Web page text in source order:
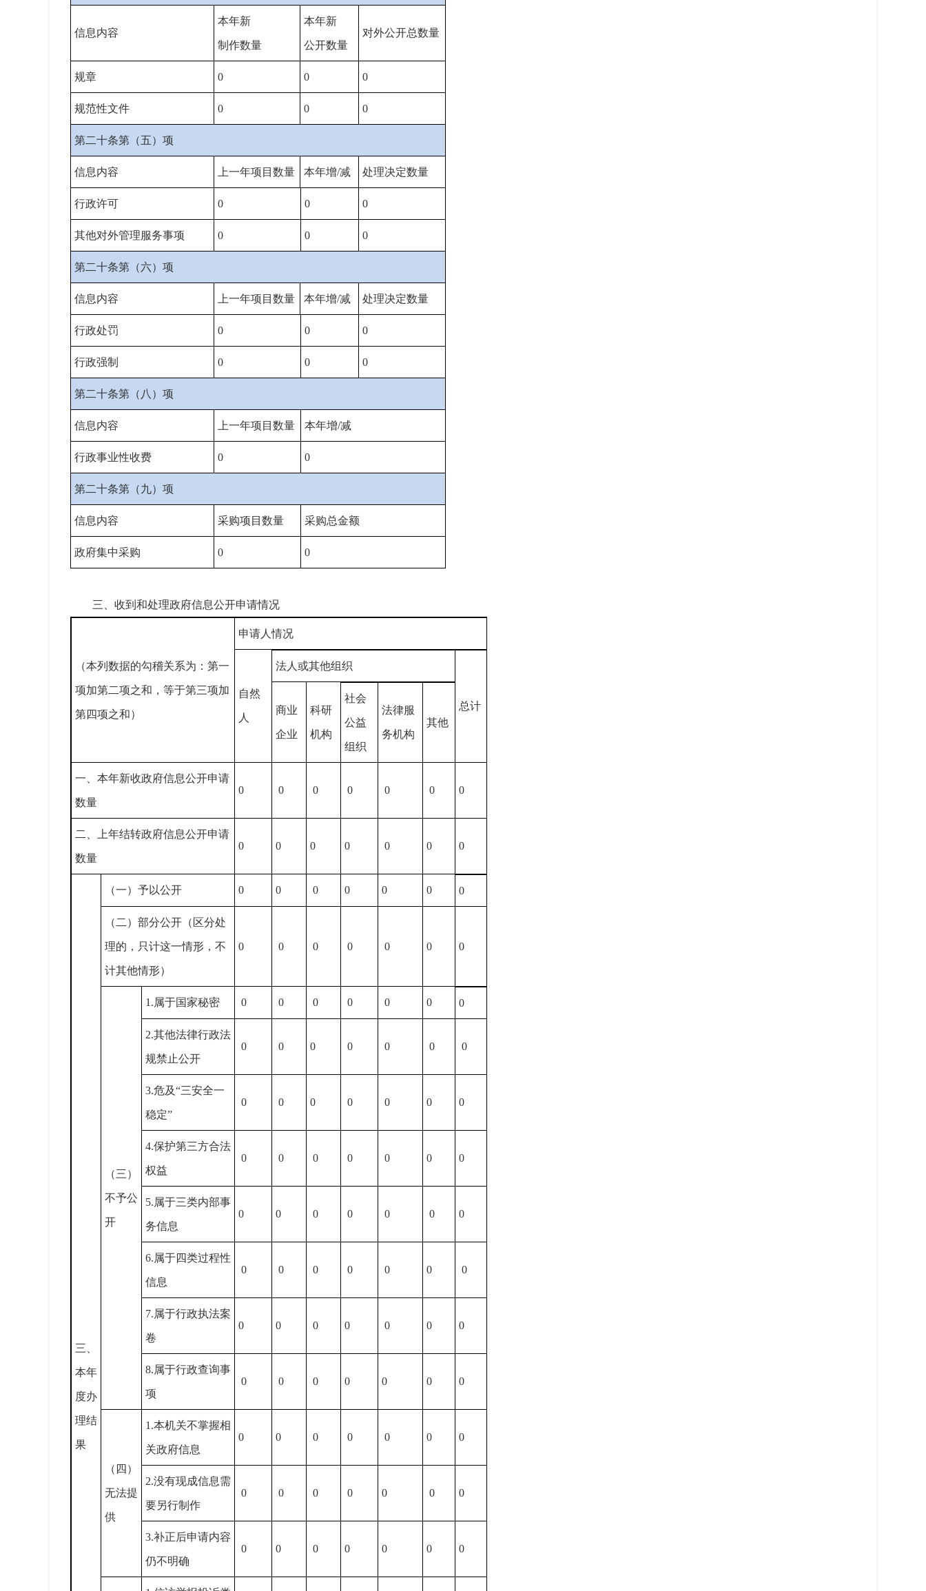
信息内容
本年新
制作数量
本年新
公开数量
对外公开总数量
规章 0 0 0
规范性文件 0 0 0
第二十条第（五）项
信息内容 上一年项目数量 本年增/减 处理决定数量
行政许可 0 0 0
其他对外管理服务事项 0 0 0
第二十条第（六）项
信息内容 上一年项目数量 本年增/减 处理决定数量
行政处罚 0 0 0
行政强制 0 0 0
第二十条第（八）项
信息内容 上一年项目数量 本年增/减
行政事业性收费 0 0
第二十条第（九）项
信息内容 采购项目数量 采购总金额
政府集中采购 0 0
三、收到和处理政府信息公开申请情况
（本列数据的勾稽关系为：第一
项加第二项之和，等于第三项加
第四项之和）
申请人情况
自然
人
法人或其他组织
总计
商业
企业
科研
机构
社会
公益
组织
法律服
务机构
其他
一、本年新收政府信息公开申请
数量
0 0 0 0 0 0 0
二、上年结转政府信息公开申请
数量
0 0 0 0 0 0 0
三、
本年
度办
理结
果
（一）予以公开 0 0 0 0 0 0 0
（二）部分公开（区分处
理的，只计这一情形，不
计其他情形）
0 0 0 0 0 0 0
（三）
不予公
开
1.属于国家秘密 0 0 0 0 0 0 0
2.其他法律行政法
规禁止公开
0 0 0 0 0 0 0
3.危及“三安全一
稳定”
0 0 0 0 0 0 0
4.保护第三方合法
权益
0 0 0 0 0 0 0
5.属于三类内部事
务信息
0 0 0 0 0 0 0
6.属于四类过程性
信息
0 0 0 0 0 0 0
7.属于行政执法案
卷
0 0 0 0 0 0 0
8.属于行政查询事
项
0 0 0 0 0 0 0
（四）
无法提
供
1.本机关不掌握相
关政府信息
0 0 0 0 0 0 0
2.没有现成信息需
要另行制作
0 0 0 0 0 0 0
3.补正后申请内容
仍不明确
0 0 0 0 0 0 0